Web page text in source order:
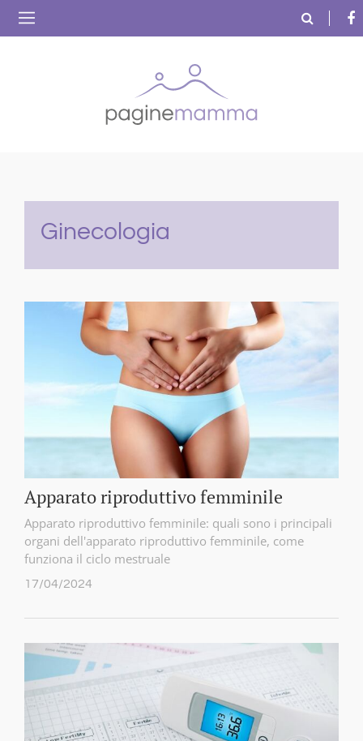
Ginecologia
Apparato riproduttivo femminile
Apparato riproduttivo femminile: quali sono i principali
organi dell'apparato riproduttivo femminile, come
funziona il ciclo mestruale
17/04/2024